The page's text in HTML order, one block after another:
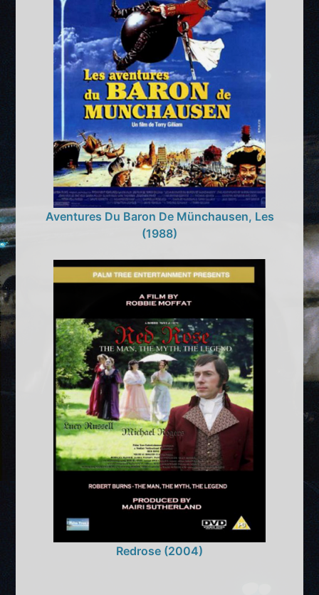
Aventures Du Baron De Münchausen, Les
(1988)
Redrose (2004)